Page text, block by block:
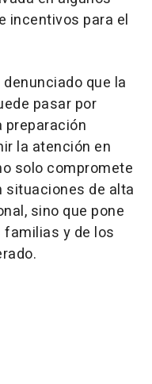
incentivos para el
denunciado que la
pasar por
preparación
la atención en
solo compromete
situaciones de alta
sino que pone
familias y de los